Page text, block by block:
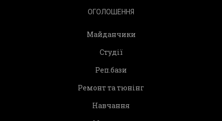
ОГОЛОШЕННЯ
Майданчики
Студії
Реп.бази
Ремонт та тюнінг
Навчання